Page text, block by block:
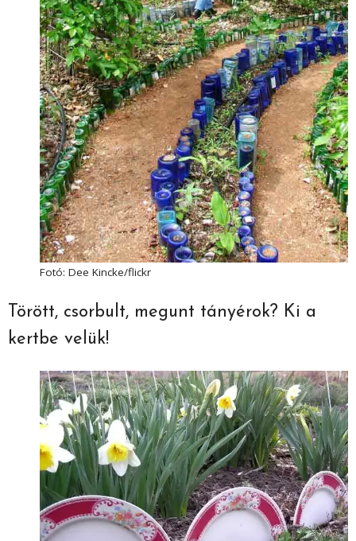
Fotó: Dee Kincke/flickr
Törött, csorbult, megunt tányérok? Ki a
kertbe velük!